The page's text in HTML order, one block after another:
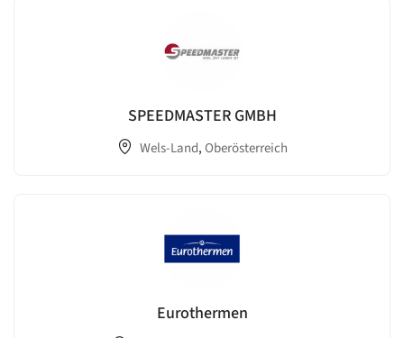
SPEEDMASTER GMBH
Wels-Land,Oberösterreich
Eurothermen